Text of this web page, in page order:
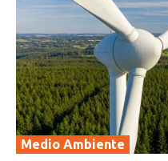
Medio Ambiente